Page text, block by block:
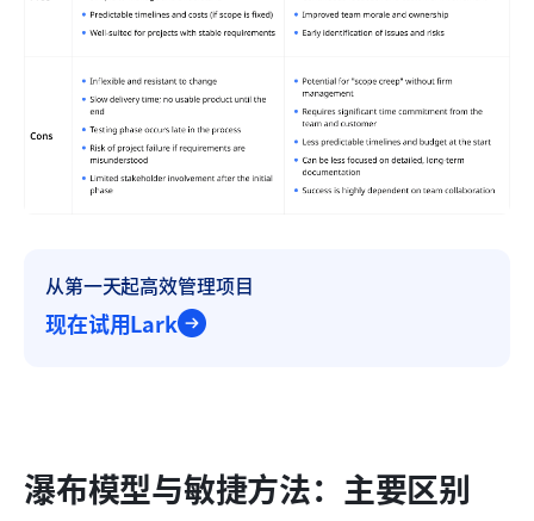
从第一天起高效管理项目
现在试用Lark
瀑布模型与敏捷方法：主要区别